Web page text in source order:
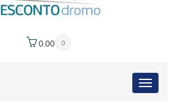
0
0.00